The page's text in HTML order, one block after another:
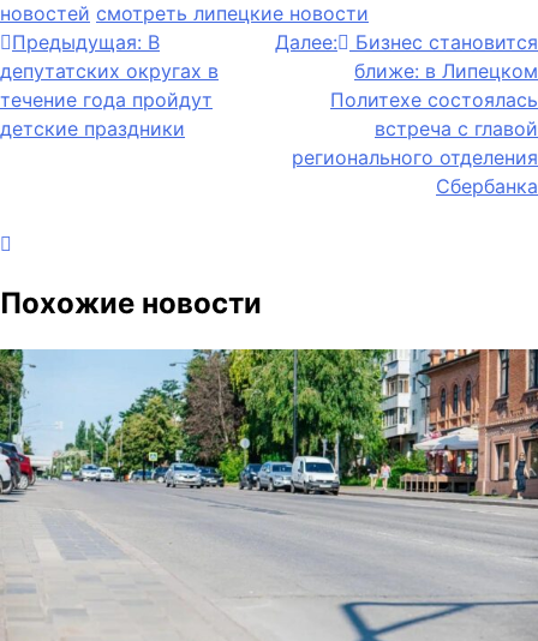
новостей смотреть липецкие новости
Навигация
по
записям
Предыдущая: В
депутатских округах в
течение года пройдут
детские праздники
Далее:
Бизнес становится
ближе: в Липецком
Политехе состоялась
встреча с главой
регионального отделения
Сбербанка
Похожие новости